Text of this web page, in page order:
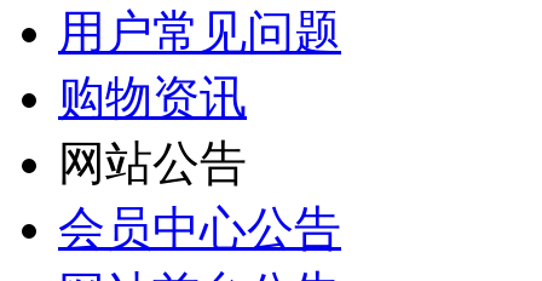
用户常见问题
购物资讯
网站公告
会员中心公告